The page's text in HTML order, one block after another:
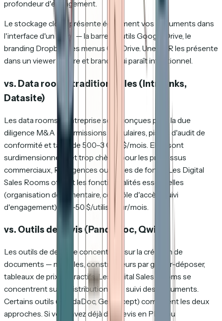
profondeur d'engagement.
Le stockage cloud présente également vos documents dans
l'interface d'un autre — la barre d'outils Google Drive, le
branding Dropbox, les menus OneDrive. Une DSR les présente
dans un viewer propre et brandé qui paraît intentionnel.
vs. Data rooms traditionnelles (Intralinks,
Datasite)
Les data rooms d'entreprise sont conçues pour la due
diligence M&A — permissions granulaires, pistes d'audit de
conformité et tarifs de 500–3 000 $/mois. Elles sont
surdimensionnées et trop chères pour les processus
commerciaux, RH, agences ou levées de fonds. Les Digital
Sales Rooms offrent les fonctionnalités essentielles
(organisation documentaire, contrôle d'accès, suivi
d'engagement) à 10–50 $/utilisateur/mois.
vs. Outils de devis (PandaDoc, Qwilr)
Les outils de devis se concentrent sur lacréation de
documents — modèles, constructeurs par glisser-déposer,
tableaux de prix interactifs. Les Digital Sales Rooms se
concentrent sur la
distribution suivi des documents.
Certains outils (PandaDoc, GetAccept) combinent les deux
approches. Si vous avez déjà des devis en PDF ou